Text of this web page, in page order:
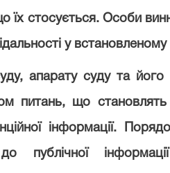
їх стосується. Особи
у
апарату суду та його
питань, що
інформації.
публічної